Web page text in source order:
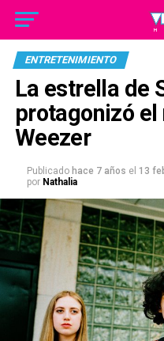
ENTRETENIMIENTO
La estrella de
protagonizó el
Weezer
Publicado hace 7 años el 13
por Nathalia